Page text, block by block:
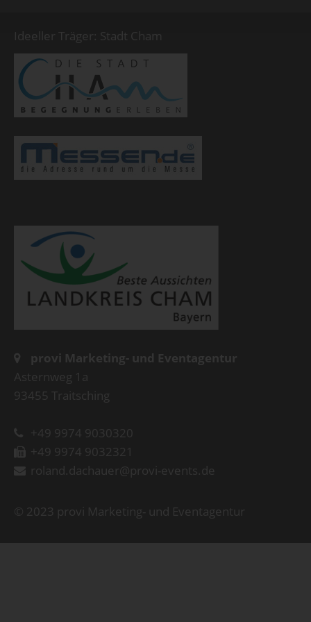
Ideeller Träger: Stadt Cham
provi Marketing- und Eventagentur
Asternweg 1a
93455 Traitsching
+49 9974 9030320
+49 9974 9032321
roland.dachauer@provi-events.de
© 2023 provi Marketing- und Eventagentur